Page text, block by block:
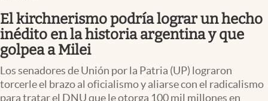
Uruguay
Negocios
Columnistas
Apertura
El kirchnerismo podría lograr un hecho
inédito en la historia argentina y que
golpea a Milei
Los senadores de Unión por la Patria (UP) lograron
torcerle el brazo al oficialismo y aliarse con el radicalismo
para tratar el DNU que le otorga 100 mil millones en